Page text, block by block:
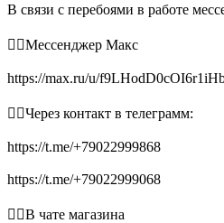
В связи с перебоями в работе
👉🏻Мессенджер Макс
https://max.ru/u/
👉🏻Через контакт в телеграмм:
https://t.me/+79022999868
https://t.me/+79022999068
👉🏻В чате магазина